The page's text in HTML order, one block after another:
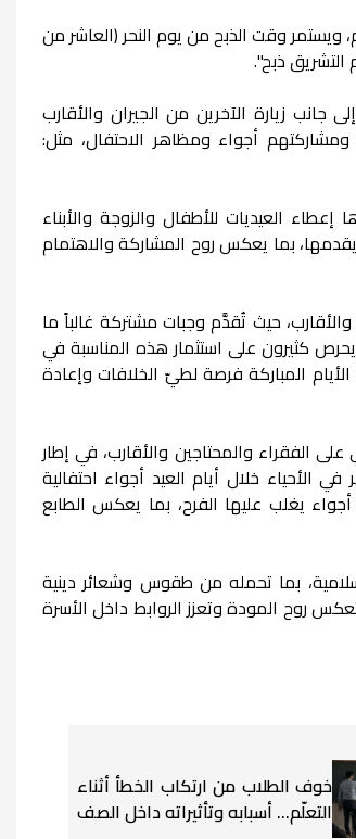
وقت الذبح من يوم النحر (العاشر من
ذبح".
زيارة الآخرين من الجيران والأقارب
ومشاركتهم أجواء ومظاهر الاحتفال، مثل:
العيديات للأطفال والزوجة والأبناء
بما يعكس روح المشاركة والاهتمام
والأقارب، حيث تُقدَّم وجبات مشتركة غالباً ما
كثيرون على استثمار هذه المناسبة في
المباركة فرصة لطيّ الخلافات وإعادة
الفقراء والمحتاجين والأقارب، في إطار
الأحياء خلال أيام العيد أجواء احتفالية
يغلب عليها الفرح، بما يعكس الطابع
بما تحمله من طقوس وشعائر دينية
روح المودة وتعزز الروابط داخل الأسرة
خوف الطلاب من ارتكاب الخطأ أثناء
التعلّم… أسبابه وتأثيراته داخل الصف